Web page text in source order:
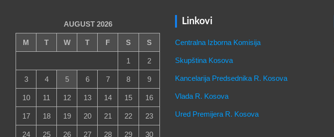
AUGUST 2026
M T W T F S S
1 2
3 4 5 6 7 8 9
10 11 12 13 14 15 16
17 18 19 20 21 22 23
24 25 26 27 28 29 30
Linkovi
Centralna Izborna Komisija
Skupština Kosova
Kancelarija Predsednika R. Kosova
Vlada R. Kosova
Ured Premijera R. Kosova